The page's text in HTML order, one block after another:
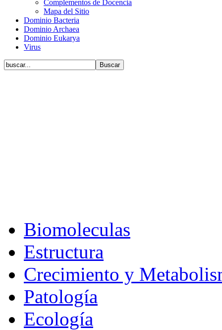
Complementos de Docencia
Mapa del Sitio
Dominio Bacteria
Dominio Archaea
Dominio Eukarya
Virus
Biomoleculas
Estructura
Crecimiento y
Patología
Ecología